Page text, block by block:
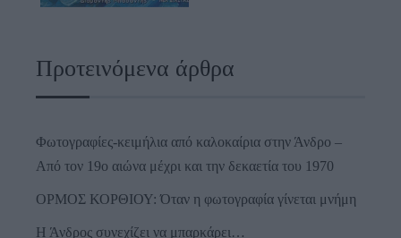
Προτεινόμενα άρθρα
Φωτογραφίες-κειμήλια από καλοκαίρια στην Άνδρο –
Από τον 19ο αιώνα μέχρι και την δεκαετία του 1970
ΟΡΜΟΣ ΚΟΡΘΙΟΥ: Όταν η φωτογραφία γίνεται μνήμη
Η Άνδρος συνεχίζει να μπαρκάρει…